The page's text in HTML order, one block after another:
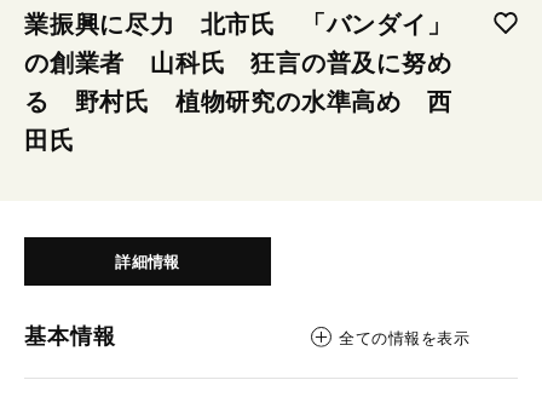
業振興に尽力 北市氏 「バンダイ」
の創業者 山科氏 狂言の普及に努め
る 野村氏 植物研究の水準高め 西
田氏
詳細情報
基本情報 全ての情報を表示